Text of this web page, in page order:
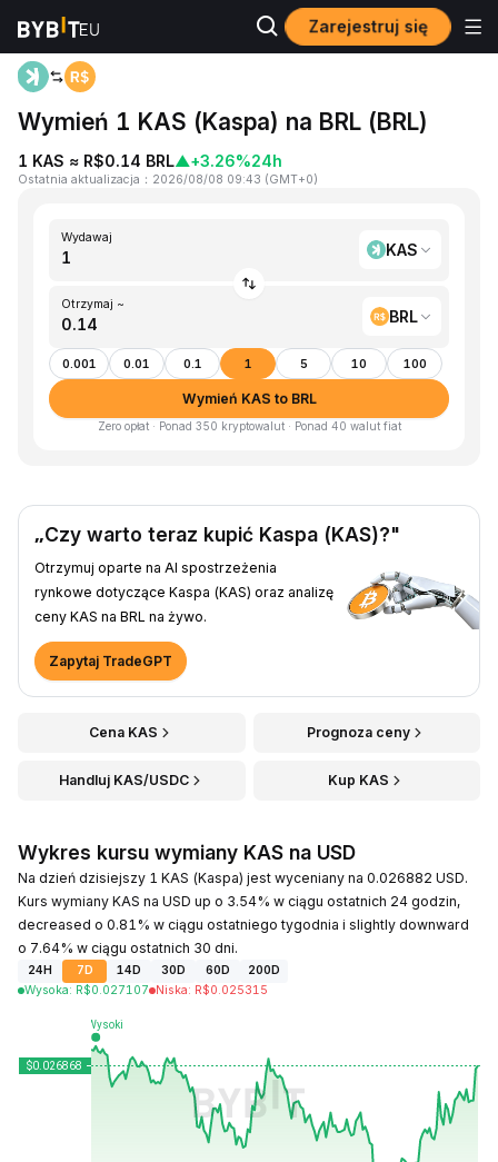
Zarejestruj się
Strona główna
Wymień 1 KAS (Kaspa) na BRL (BRL)
1 KAS ≈ R$0.14 BRL▲+3.26%24h
Ostatnia aktualizacja ： 2026/08/08 09:43 (GMT+0)
Wydawaj
KAS
Otrzymaj ~
BRL
0.001 0.01 0.1 1 5 10 100
Wymień KAS to BRL
Zero opłat · Ponad 350 kryptowalut · Ponad 40 walut fiat
„Czy warto teraz kupić Kaspa (KAS)?"
Otrzymuj oparte na AI spostrzeżenia
rynkowe dotyczące Kaspa (KAS) oraz analizę
ceny KAS na BRL na żywo.
Zapytaj TradeGPT
Cena KAS Prognoza ceny
Handluj KAS/USDC Kup KAS
Wykres kursu wymiany KAS na USD
Na dzień dzisiejszy 1 KAS (Kaspa) jest wyceniany na 0.026882 USD.
Kurs wymiany KAS na USD up o 3.54% w ciągu ostatnich 24 godzin,
decreased o 0.81% w ciągu ostatniego tygodnia i slightly downward
o 7.64% w ciągu ostatnich 30 dni.
24H 7D 14D 30D 60D
200D
Wysoka: R$0.027107 Niska: R$0.025315